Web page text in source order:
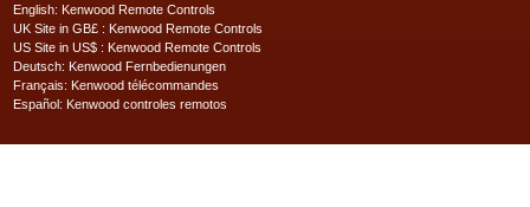
English: Kenwood Remote Controls
UK Site in GB£ : Kenwood Remote Controls
US Site in US$ : Kenwood Remote Controls
Deutsch: Kenwood Fernbedienungen
Français: Kenwood télécommandes
Español: Kenwood controles remotos